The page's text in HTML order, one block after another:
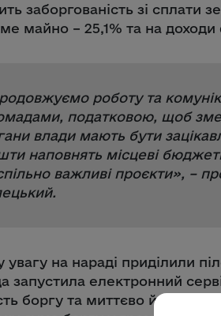
заборгованість зі сплати
майно – 25,1% та на доходи
роботу та
податковою, щоб
влади мають бути
наповнять місцеві
важливі проєкти», –
на нараді приділили
запустила електронний
боргу та миттєво його